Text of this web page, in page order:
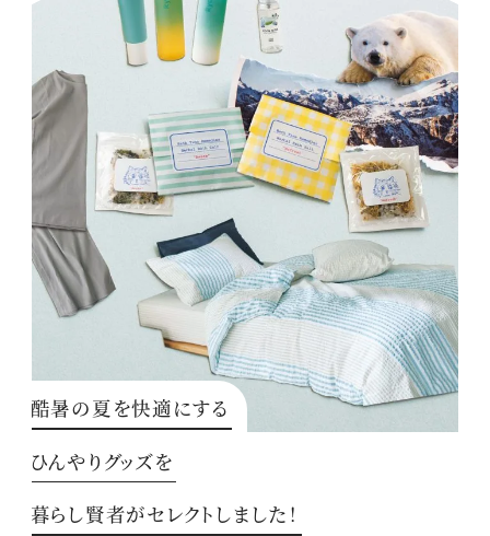
酷暑の夏を快適にする
ひんやりグッズを
暮らし賢者がセレクトしました！